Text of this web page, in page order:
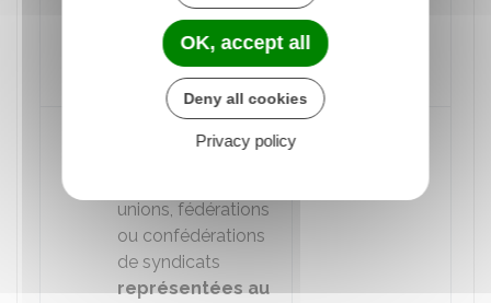
représentées au
Conseil commun de
la fonction publique
Organisations
unions, fédérations
ou confédérations
de syndicats
représentées au
OK, accept all
Deny all cookies
Privacy policy